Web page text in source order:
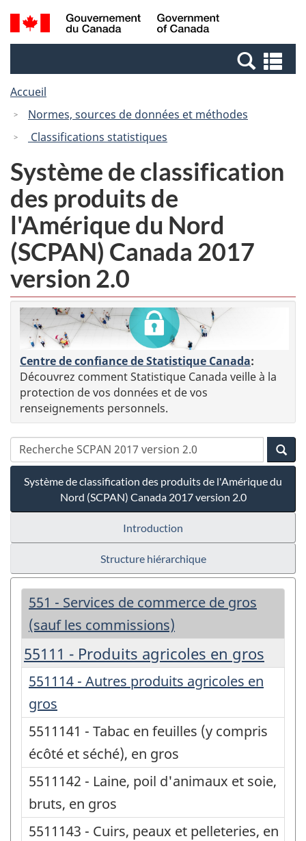
Passer
au
Passer
à
Canada
Recherche
et
et
Accueil
Normes, sources de données et méthodes
Classifications statistiques
Système de classification
des produits de
l'Amérique du Nord
(SCPAN) Canada 2017
version 2.0
Centre de confiance de Statistique Canada:
Découvrez comment Statistique Canada veille à la
protection de vos données et de vos
renseignements personnels.
Système de classification des produits de l'Amérique du
Nord (SCPAN) Canada 2017 version 2.0
Introduction
Structure hiérarchique
551 - Services de commerce de gros
(sauf les commissions)
55111 - Produits agricoles en gros
551114 - Autres produits agricoles en
gros
5511141 - Tabac en feuilles (y compris
écôté et séché), en gros
5511142 - Laine, poil d'animaux et soie,
bruts, en gros
5511143 - Cuirs, peaux et pelleteries, en